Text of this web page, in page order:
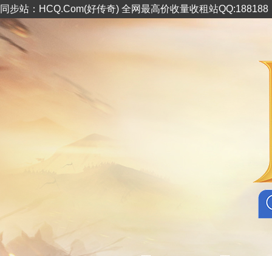
同步站：HCQ.Com(好传奇) 全网最高价收量收租站